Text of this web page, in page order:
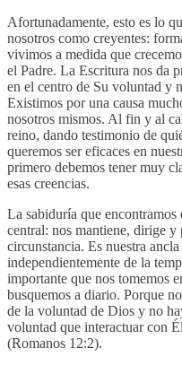
Afortunadamente, esto es lo
nosotros como creyentes:
vivimos a medida que
el Padre. La Escritura nos da
en el centro de Su voluntad y
Existimos por una causa
nosotros mismos. Al fin y al
reino, dando testimonio de
queremos ser eficaces en
primero debemos tener muy
esas creencias.
La sabiduría que encontramos
central: nos mantiene, dirige
circunstancia. Es nuestra
independientemente de la
importante que nos tomemos
busquemos a diario. Porque
de la voluntad de Dios y no
voluntad que interactuar con
(Romanos 12:2).